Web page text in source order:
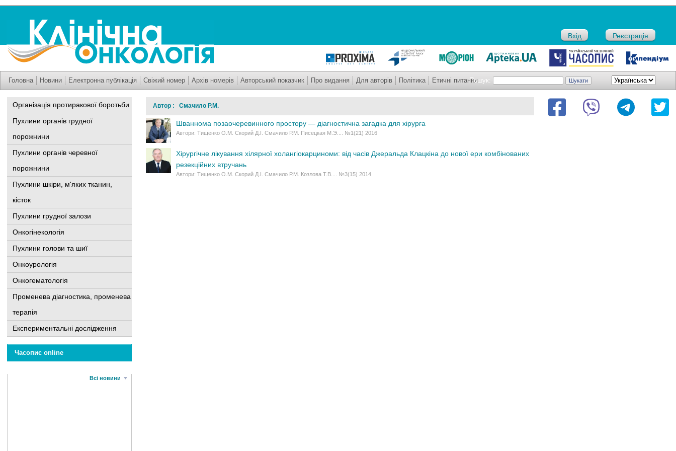
Вхід Реєстрація
Пошук:
Головна Новини Електронна публікація Свіжий номер Архів номерів Авторський показчик Про видання Для авторів Політика Етичні питання
Організація протиракової боротьби
Пухлини органів грудної
порожнини
Пухлини органів черевної
порожнини
Пухлини шкіри, м'яких тканин,
кісток
Пухлини грудної залози
Онкогінекологія
Пухлини голови та шиї
Онкоурологія
Онкогематологія
Променева діагностика, променева
терапія
Експериментальні дослідження
Часопис online
Всі новини
Автор : Смачило Р.М.
Шваннома позаочеревинного простору — діагностична загадка для хірурга
Автори: Тищенко О.М. Скорий Д.І. Смачило Р.М. Писецкая М.Э.... №1(21) 2016
Хірургічне лікування хілярної холангіокарциноми: від часів Джеральда Клацкіна до нової ери комбінованих
резекційних втручань
Автори: Тищенко О.М. Скорий Д.І. Смачило Р.М. Козлова Т.В.... №3(15) 2014